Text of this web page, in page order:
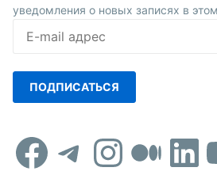
уведомления о новых записях в
mail
ПОДПИСАТЬСЯ
Facebook
Telegram